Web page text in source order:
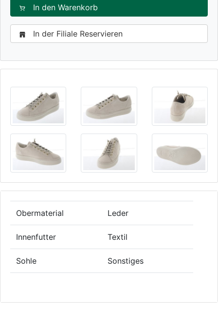
In den Warenkorb
In der Filiale Reservieren
Obermaterial Leder
Innenfutter Textil
Sohle Sonstiges